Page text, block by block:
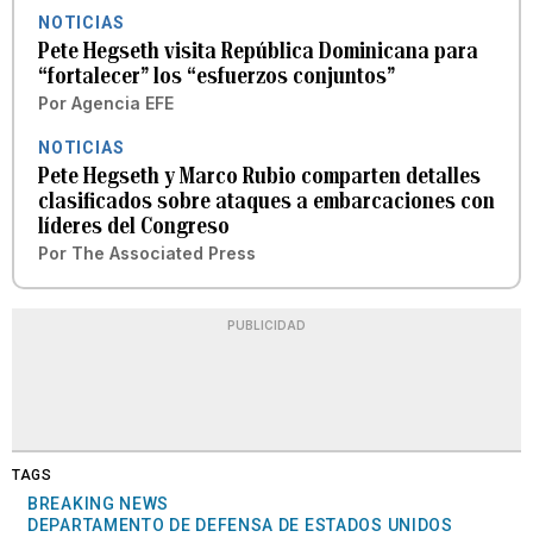
NOTICIAS
Pete Hegseth visita República Dominicana para
“fortalecer” los “esfuerzos conjuntos”
Por Agencia EFE
NOTICIAS
Pete Hegseth y Marco Rubio comparten detalles
clasificados sobre ataques a embarcaciones con
líderes del Congreso
Por The Associated Press
PUBLICIDAD
TAGS
BREAKING NEWS
DEPARTAMENTO DE DEFENSA DE ESTADOS UNIDOS